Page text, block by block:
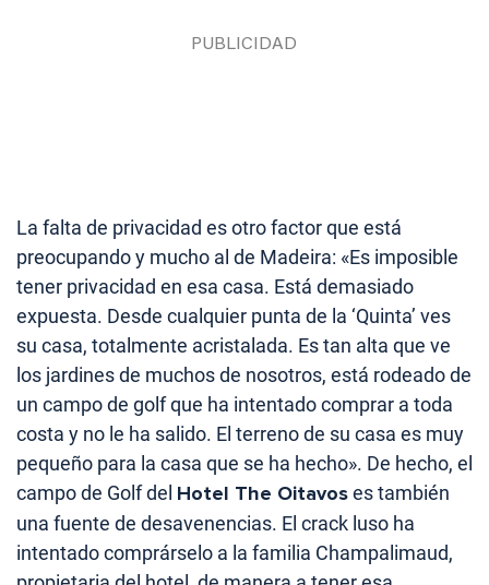
La falta de privacidad es otro factor que está
preocupando y mucho al de Madeira: «Es imposible
tener privacidad en esa casa. Está demasiado
expuesta. Desde cualquier punta de la ‘Quinta’ ves
su casa, totalmente acristalada. Es tan alta que ve
los jardines de muchos de nosotros, está rodeado de
un campo de golf que ha intentado comprar a toda
costa y no le ha salido. El terreno de su casa es muy
pequeño para la casa que se ha hecho». De hecho, el
campo de Golf del Hotel The Oitavoses también
una fuente de desavenencias. El crack luso ha
intentado comprárselo a la familia Champalimaud,